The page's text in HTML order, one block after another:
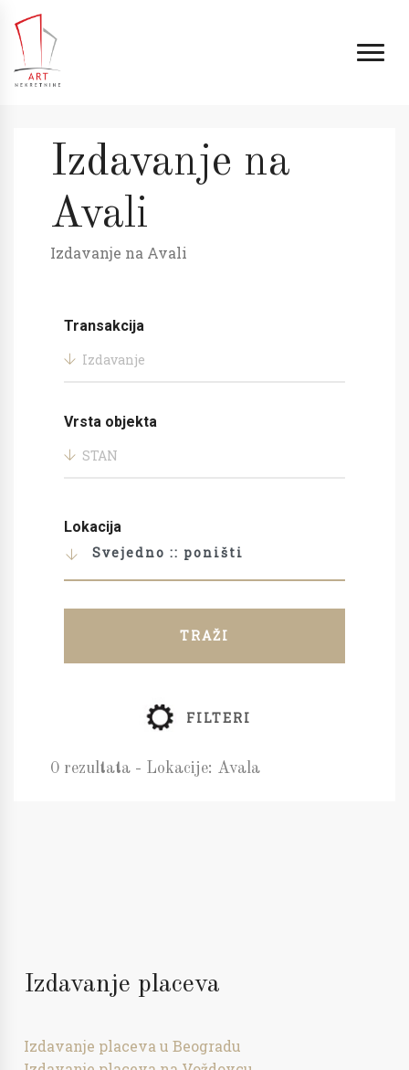
Izdavanje na
Avali
Izdavanje na Avali
Transakcija
Izdavanje
Vrsta objekta
STAN
Lokacija
Svejedno :: poništi
TRAŽI
FILTERI
0 rezultata - Lokacije: Avala
Izdavanje placeva
Izdavanje placeva u Beogradu